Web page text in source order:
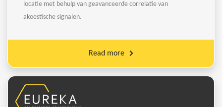
locatie met behulp van geavanceerde correlatie van
akoestische signalen.
Read more